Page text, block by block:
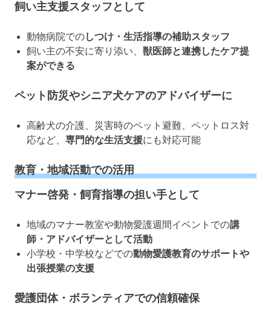
飼い主支援スタッフとして
動物病院でのしつけ・生活指導の補助スタッフ
飼い主の不安に寄り添い、 獣医師と連携したケア提
案ができる
ペット防災やシニア犬ケアのアドバイザーに
高齢犬の介護、災害時のペット避難、ペットロス対
応など、 専門的な生活支援にも対応可能
教育・地域活動での活用
マナー啓発・飼育指導の担い手として
地域のマナー教室や動物愛護週間イベントでの講
師・アドバイザーとして活動
小学校・中学校などでの動物愛護教育のサポートや
出張授業の支援
愛護団体・ボランティアでの信頼確保